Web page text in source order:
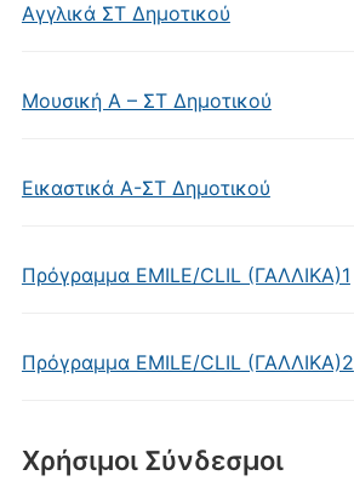
Αγγλικά ΣΤ Δημοτικού
Μουσική Α – ΣΤ Δημοτικού
Εικαστικά Α-ΣΤ Δημοτικού
Πρόγραμμα EMILE/CLIL (ΓΑΛΛΙΚΑ)1
Πρόγραμμα EMILE/CLIL (ΓΑΛΛΙΚΑ)2
Χρήσιμοι Σύνδεσμοι